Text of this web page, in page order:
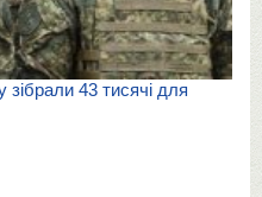
43 тисячі для